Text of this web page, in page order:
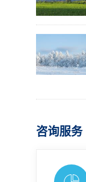
咨询服务